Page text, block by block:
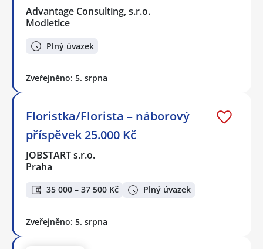
Advantage Consulting, s.r.o.
Modletice
Plný úvazek
Zveřejněno: 5. srpna
Floristka/Florista – náborový
příspěvek 25.000 Kč
JOBSTART s.r.o.
Praha
35 000 – 37 500 Kč Plný úvazek
Zveřejněno: 5. srpna